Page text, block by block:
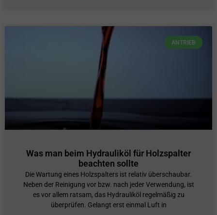
ANTRIEB
Was man beim Hydrauliköl für Holzspalter
beachten sollte
Die Wartung eines Holzspalters ist relativ überschaubar.
Neben der Reinigung vor bzw. nach jeder Verwendung, ist
es vor allem ratsam, das Hydrauliköl regelmäßig zu
überprüfen. Gelangt erst einmal Luft in